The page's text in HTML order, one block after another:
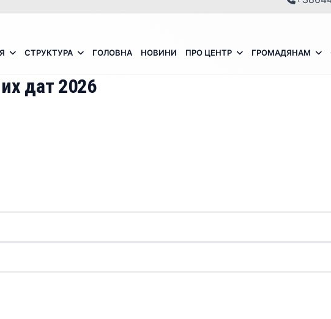
СТРУКТУРА ГОЛОВНА НОВИНИ ПРО ЦЕНТР ГРОМАДЯНАМ
дат 2026